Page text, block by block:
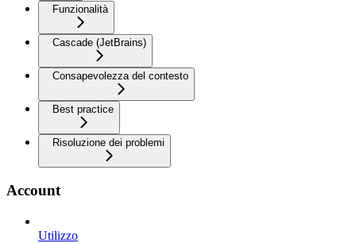
Funzionalità
Cascade (JetBrains)
Consapevolezza del contesto
Best practice
Risoluzione dei problemi
Account
Utilizzo